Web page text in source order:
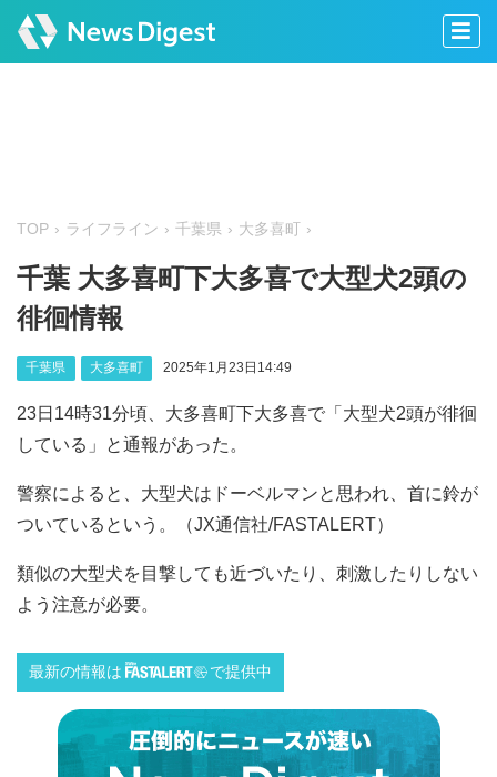
TOP ライフライン 千葉県 大多喜町
千葉 大多喜町下大多喜で大型犬2頭の
徘徊情報
千葉県 大多喜町 2025年1月23日14:49
23日14時31分頃、大多喜町下大多喜で「大型犬2頭が徘徊
している」と通報があった。
警察によると、大型犬はドーベルマンと思われ、首に鈴が
ついているという。（JX通信社/FASTALERT）
類似の大型犬を目撃しても近づいたり、刺激したりしない
よう注意が必要。
最新の情報は で提供中